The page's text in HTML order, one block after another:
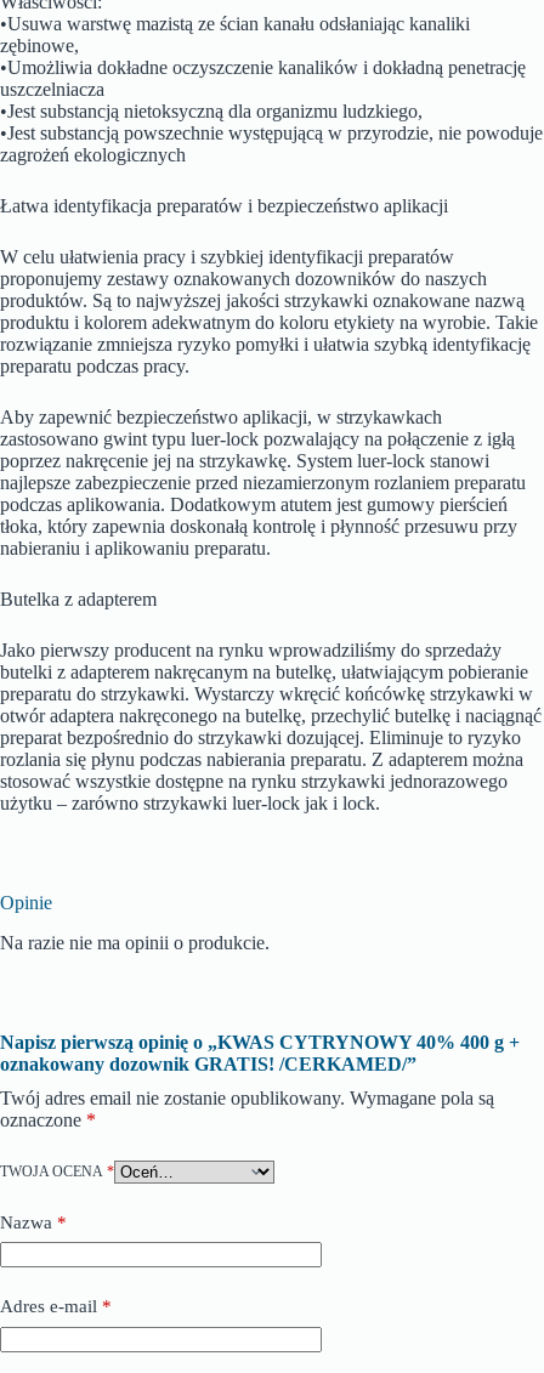
•Usuwa warstwę mazistą ze ścian kanału odsłaniając kanaliki
zębinowe,
•Umożliwia dokładne oczyszczenie kanalików i dokładną penetrację
uszczelniacza
•Jest substancją nietoksyczną dla organizmu ludzkiego,
•Jest substancją powszechnie występującą w przyrodzie, nie powoduje
zagrożeń ekologicznych
Łatwa identyfikacja preparatów i bezpieczeństwo aplikacji
W celu ułatwienia pracy i szybkiej identyfikacji preparatów
proponujemy zestawy oznakowanych dozowników do naszych
produktów. Są to najwyższej jakości strzykawki oznakowane nazwą
produktu i kolorem adekwatnym do koloru etykiety na wyrobie. Takie
rozwiązanie zmniejsza ryzyko pomyłki i ułatwia szybką identyfikację
preparatu podczas pracy.
Aby zapewnić bezpieczeństwo aplikacji, w strzykawkach
zastosowano gwint typu luer-lock pozwalający na połączenie z igłą
poprzez nakręcenie jej na strzykawkę. System luer-lock stanowi
najlepsze zabezpieczenie przed niezamierzonym rozlaniem preparatu
podczas aplikowania. Dodatkowym atutem jest gumowy pierścień
tłoka, który zapewnia doskonałą kontrolę i płynność przesuwu przy
nabieraniu i aplikowaniu preparatu.
Butelka z adapterem
Jako pierwszy producent na rynku wprowadziliśmy do sprzedaży
butelki z adapterem nakręcanym na butelkę, ułatwiającym pobieranie
preparatu do strzykawki. Wystarczy wkręcić końcówkę strzykawki w
otwór adaptera nakręconego na butelkę, przechylić butelkę i naciągnąć
preparat bezpośrednio do strzykawki dozującej. Eliminuje to ryzyko
rozlania się płynu podczas nabierania preparatu. Z adapterem można
stosować wszystkie dostępne na rynku strzykawki jednorazowego
użytku – zarówno strzykawki luer-lock jak i lock.
Opinie
Na razie nie ma opinii o produkcie.
Napisz pierwszą opinię o „KWAS CYTRYNOWY 40% 400 g +
oznakowany dozownik GRATIS! /CERKAMED/”
Twój adres email nie zostanie opublikowany. Wymagane pola są
oznaczone *
TWOJA OCENA *
Nazwa *
Adres e-mail *